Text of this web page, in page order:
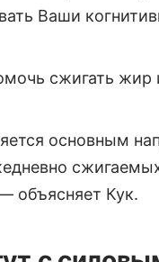
Ваши
сжигать жир
основным
объясняет Кук.